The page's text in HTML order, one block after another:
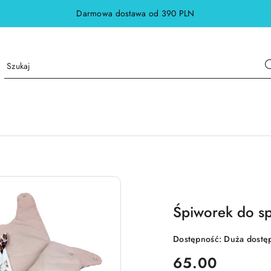
Darmowa dostawa od 390 PLN
Śpiworek do
Dostępność: Duża
cena:
65.00